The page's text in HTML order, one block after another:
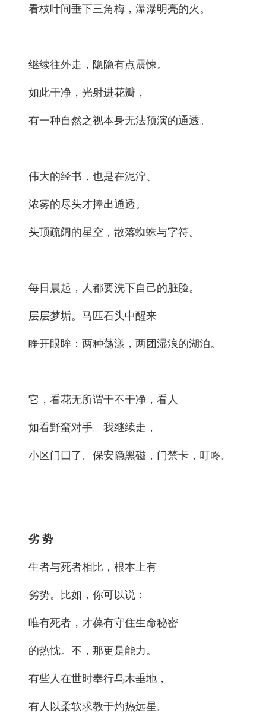
看枝叶间垂下三角梅，瀑瀑明亮的火。
继续往外走，隐隐有点震悚。
如此干净，光射进花瓣，
有一种自然之视本身无法预演的通透。
伟大的经书，也是在泥泞、
浓雾的尽头才捧出通透。
头顶疏阔的星空，散落蜘蛛与字符。
每日晨起，人都要洗下自己的脏脸。
层层梦垢。马匹石头中醒来
睁开眼眸：两种荡漾，两团湿浪的湖泊。
它，看花无所谓干不干净，看人
如看野蛮对手。我继续走，
小区门囗了。保安隐黑磁，门禁卡，叮咚。
劣 势
生者与死者相比，根本上有
劣势。比如，你可以说：
唯有死者，才葆有守住生命秘密
的热忱。不，那更是能力。
有些人在世时奉行乌木垂地，
有人以柔软求教于灼热远星。